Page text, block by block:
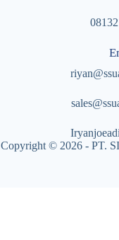
I
Copyright © 2026 - PT.